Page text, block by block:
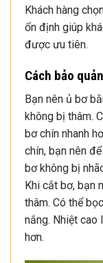
Khách hàng
ổn định giúp
được ưu tiên.
Cách bảo
Bạn nên ủ bơ
không bị thâm.
bơ chín nhanh
chín, bạn nên
bơ không bị
Khi cắt bơ, bạn
thâm. Có thể
nắng. Nhiệt cao
hơn.